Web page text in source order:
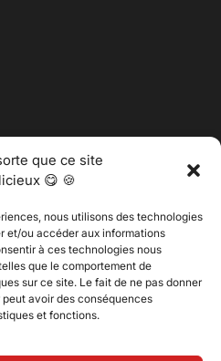
que ce site
😋 🍪
nous utilisons des technologies
et/ou accéder aux informations
à ces technologies nous
que le comportement de
sur ce site. Le fait de ne pas donner
avoir des conséquences
et fonctions.
Tous droits réservés.
confidentialité